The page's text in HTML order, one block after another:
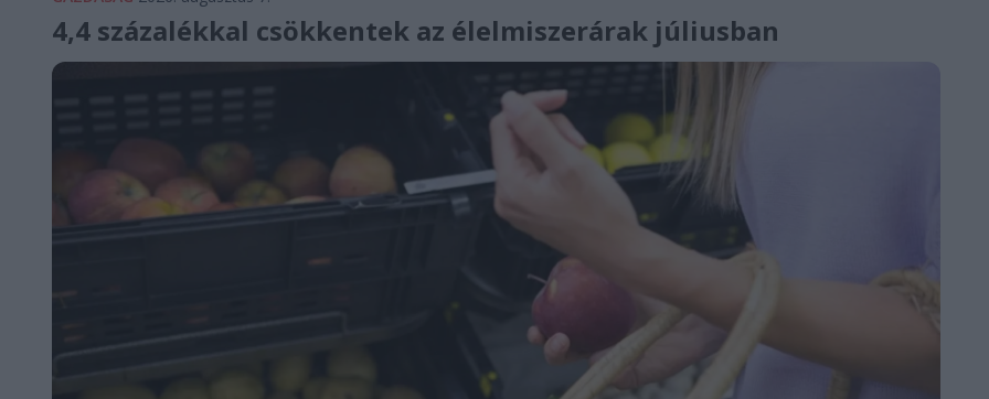
4,4 százalékkal csökkentek az élelmiszerárak júliusban